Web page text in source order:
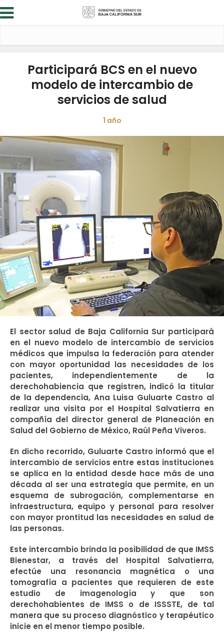
Participará BCS en el nuevo
modelo de intercambio de
servicios de salud
1 año
El sector salud de Baja California Sur participará
en el nuevo modelo de intercambio de servicios
médicos que impulsa la federación para atender
con mayor oportunidad las necesidades de los
pacientes, independientemente de la
derechohabiencia que registren, indicó la titular
de la dependencia, Ana Luisa Guluarte Castro al
realizar una visita por el Hospital Salvatierra en
compañía del director general de Planeación en
Salud del Gobierno de México, Raúl Peña Viveros.
En dicho recorrido, Guluarte Castro informó que el
intercambio de servicios entre estas instituciones
se aplica en la entidad desde hace más de una
década al ser una estrategia que permite, en un
esquema de subrogación, complementarse en
infraestructura, equipo y personal para resolver
con mayor prontitud las necesidades en salud de
las personas.
Este intercambio brinda la posibilidad de que IMSS
Bienestar, a través del Hospital Salvatierra,
efectúe una resonancia magnética o una
tomografía a pacientes que requieren de este
estudio de imagenología y que son
derechohabientes de IMSS o de ISSSTE, de tal
manera que su proceso diagnóstico y terapéutico
inicie en el menor tiempo posible.